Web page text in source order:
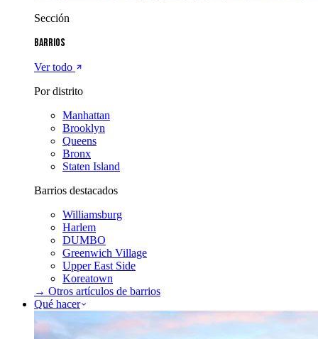
Sección
Barrios
Ver todo
Por distrito
Manhattan
Brooklyn
Queens
Bronx
Staten Island
Barrios destacados
Williamsburg
Harlem
DUMBO
Greenwich Village
Upper East Side
Koreatown
→ Otros artículos de barrios
Qué hacer